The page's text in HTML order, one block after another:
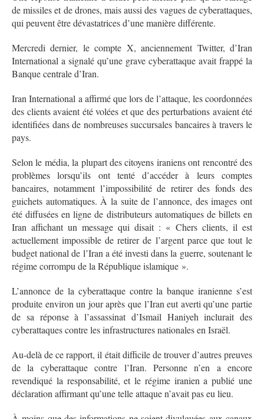
de missiles et de drones, mais aussi des vagues de cyberattaques,
qui peuvent être dévastatrices d’une manière différente.
Mercredi dernier, le compte X, anciennement Twitter, d’Iran
International a signalé qu’une grave cyberattaque avait frappé la
Banque centrale d’Iran.
Iran International a affirmé que lors de l’attaque, les coordonnées
des clients avaient été volées et que des perturbations avaient été
identifiées dans de nombreuses succursales bancaires à travers le
pays.
Selon le média, la plupart des citoyens iraniens ont rencontré des
problèmes lorsqu’ils ont tenté d’accéder à leurs comptes
bancaires, notamment l’impossibilité de retirer des fonds des
guichets automatiques. À la suite de l’annonce, des images ont
été diffusées en ligne de distributeurs automatiques de billets en
Iran affichant un message qui disait : « Chers clients, il est
actuellement impossible de retirer de l’argent parce que tout le
budget national de l’Iran a été investi dans la guerre, soutenant le
régime corrompu de la République islamique ».
L’annonce de la cyberattaque contre la banque iranienne s’est
produite environ un jour après que l’Iran eut averti qu’une partie
de sa réponse à l’assassinat d’Ismail Haniyeh inclurait des
cyberattaques contre les infrastructures nationales en Israël.
Au-delà de ce rapport, il était difficile de trouver d’autres preuves
de la cyberattaque contre l’Iran. Personne n’en a encore
revendiqué la responsabilité, et le régime iranien a publié une
déclaration affirmant qu’une telle attaque n’avait pas eu lieu.